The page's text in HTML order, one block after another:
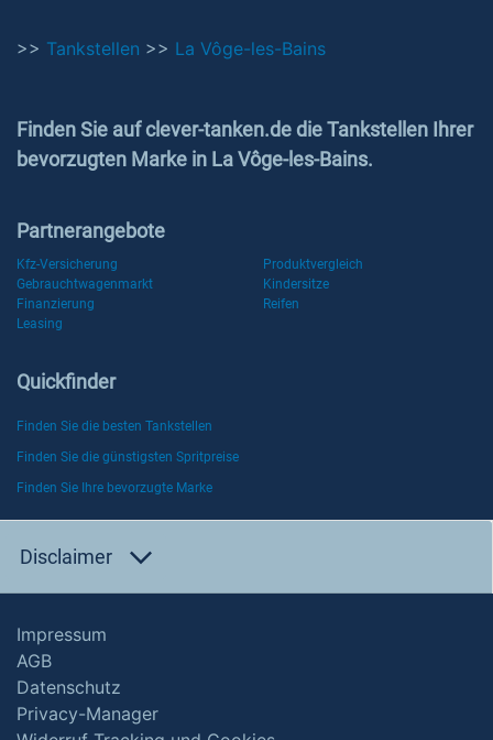
>> Tankstellen >> La Vôge-les-Bains
Finden Sie auf clever-tanken.de die Tankstellen Ihrer
bevorzugten Marke in La Vôge-les-Bains.
Partnerangebote
Kfz-Versicherung
Produktvergleich
Gebrauchtwagenmarkt
Kindersitze
Finanzierung
Reifen
Leasing
Quickfinder
Finden Sie die besten Tankstellen
Finden Sie die günstigsten Spritpreise
Finden Sie Ihre bevorzugte Marke
Disclaimer
Impressum
AGB
Datenschutz
Privacy-Manager